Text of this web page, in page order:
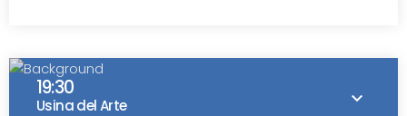
19:30
Usina del Arte keyboard_arrow_down